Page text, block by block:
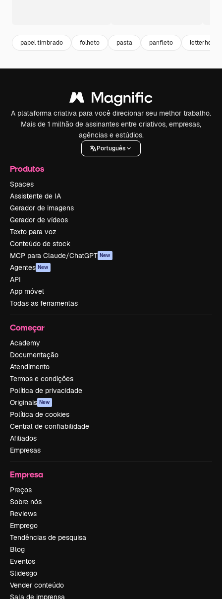
papel timbrado folheto pasta panfleto letterhead
A plataforma criativa para você direcionar seu melhor trabalho.
Mais de 1 milhão de assinantes entre criativos, empresas,
agências e estúdios.
Português
Produtos
Spaces
Assistente de IA
Gerador de imagens
Gerador de vídeos
Texto para voz
Conteúdo de stock
MCP para Claude/ChatGPT New
Agentes New
API
App móvel
Todas as ferramentas
Começar
Academy
Documentação
Atendimento
Termos e condições
Política de privacidade
Originais New
Política de cookies
Central de confiabilidade
Afiliados
Empresas
Empresa
Preços
Sobre nós
Reviews
Emprego
Tendências de pesquisa
Blog
Eventos
Slidesgo
Vender conteúdo
Sala de imprensa